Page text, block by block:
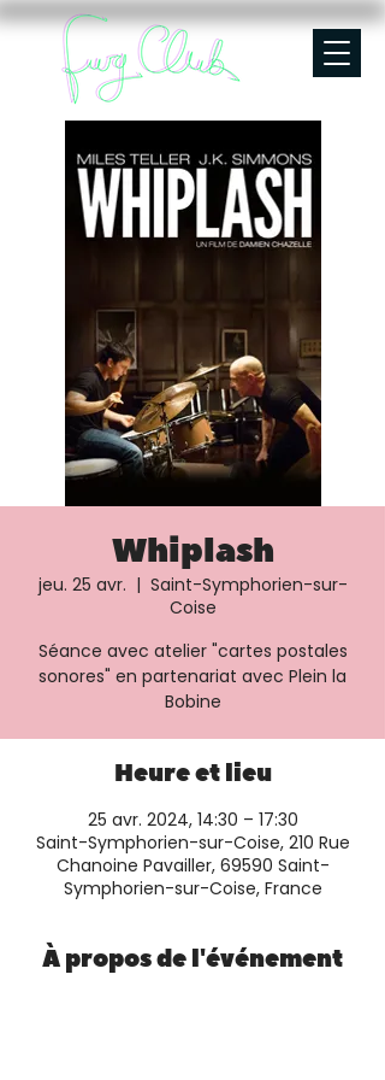
Whiplash
jeu. 25 avr.
  |
Saint-Symphorien-sur-
Coise
Séance avec atelier "cartes postales
sonores" en partenariat avec Plein la
Bobine
Heure et lieu
25 avr. 2024, 14:30 – 17:30
Saint-Symphorien-sur-Coise, 210 Rue
Chanoine Pavailler, 69590 Saint-
Symphorien-sur-Coise, France
À propos de l'événement